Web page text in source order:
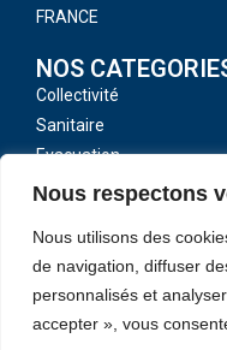
Nous respectons
Nous utilisons des
de navigation, diffuser
personnalisés et
accepter », vous
FRANCE
NOS
Collectivité
Sanitaire
Evacuation
Toutes nos catégories
LIENS UTILES
CGV
Mentions légales
Politique de